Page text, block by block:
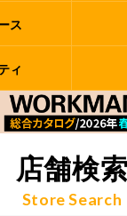
ス
ィ
店舗検索
Store Search